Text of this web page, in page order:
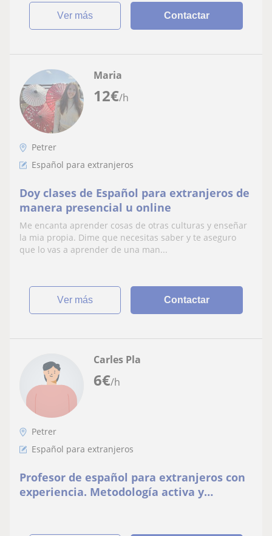
ver más Contactar
12€/h
Maria
Petrer
Español para extranjeros
Doy clases de Español para extranjeros de
manera presencial u online
Me encanta aprender cosas de otras culturas y enseñar
la mia propia. Dime que necesitas saber y te aseguro
que lo vas a aprender de una man...
ver más Contactar
6€/h
Carles Pla
Petrer
Español para extranjeros
Profesor de español para extranjeros con
experiencia. Metodología activa y